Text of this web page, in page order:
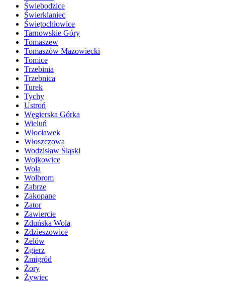
Świebodzice
Świerklaniec
Świętochłowice
Tarnowskie Góry
Tomaszew
Tomaszów Mazowiecki
Tomice
Trzebinia
Trzebnica
Turek
Tychy
Ustroń
Węgierska Górka
Wieluń
Włocławek
Włoszczowa
Wodzisław Śląski
Wojkowice
Wola
Wolbrom
Zabrze
Zakopane
Zator
Zawiercie
Zduńska Wola
Zdzieszowice
Zelów
Zgierz
Żmigród
Żory
Żywiec